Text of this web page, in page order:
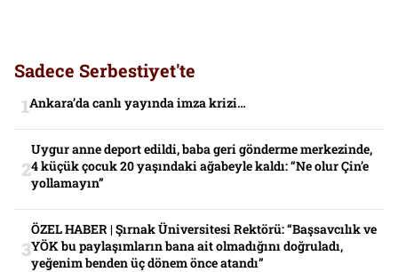
Sadece Serbestiyet'te
Ankara’da canlı yayında imza krizi…
Uygur anne deport edildi, baba geri gönderme merkezinde,
4 küçük çocuk 20 yaşındaki ağabeyle kaldı: “Ne olur Çin’e
yollamayın”
ÖZEL HABER | Şırnak Üniversitesi Rektörü: “Başsavcılık ve
YÖK bu paylaşımların bana ait olmadığını doğruladı,
yeğenim benden üç dönem önce atandı”